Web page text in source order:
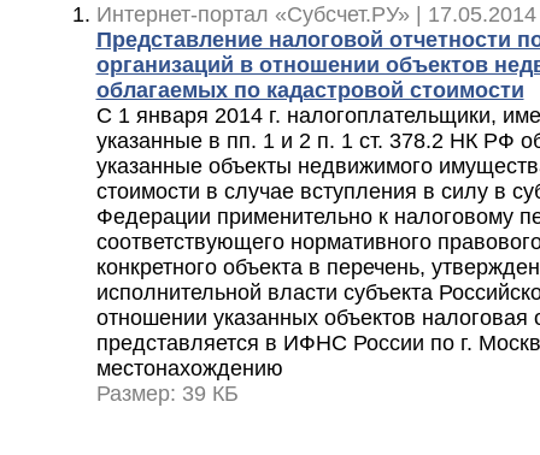
Интернет-портал «Субсчет.РУ» |
Представление налоговой отчетности
организаций в отношении объектов
облагаемых по кадастровой стоимости
С 1 января 2014 г. налогоплательщики,
указанные в пп. 1 и 2 п. 1 ст. 378.2 НК РФ
указанные объекты недвижимого
стоимости в случае вступления в силу в
Федерации применительно к налоговому
соответствующего нормативного
конкретного объекта в перечень,
исполнительной власти субъекта
отношении указанных объектов налоговая
представляется в ИФНС России по г.
местонахождению
Размер: 39 КБ